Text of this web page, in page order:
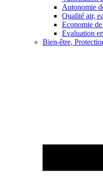
Autonomie
Qualité air,
Economie de
Evaluation
Bien-être,